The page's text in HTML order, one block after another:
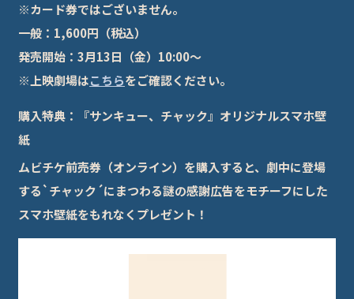
※カード券ではございません。
一般：1,600円（税込）
発売開始：3月13日（金）10:00～
※上映劇場はこちらをご確認ください。
購入特典：『サンキュー、チャック』オリジナルスマホ壁
紙
ムビチケ前売券（オンライン）を購入すると、劇中に登場
する`チャック´にまつわる謎の感謝広告をモチーフにした
スマホ壁紙をもれなくプレゼント！